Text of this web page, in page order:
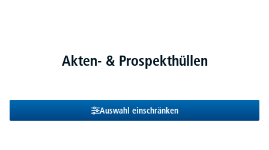
Akten- & Prospekthüllen
Auswahl einschränken